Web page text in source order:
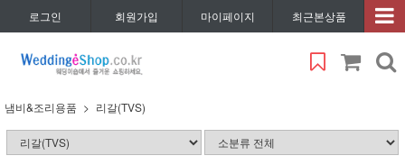
로그인 회원가입 마이페이지 최근본상품
냄비&조리용품 리갈(TVS)